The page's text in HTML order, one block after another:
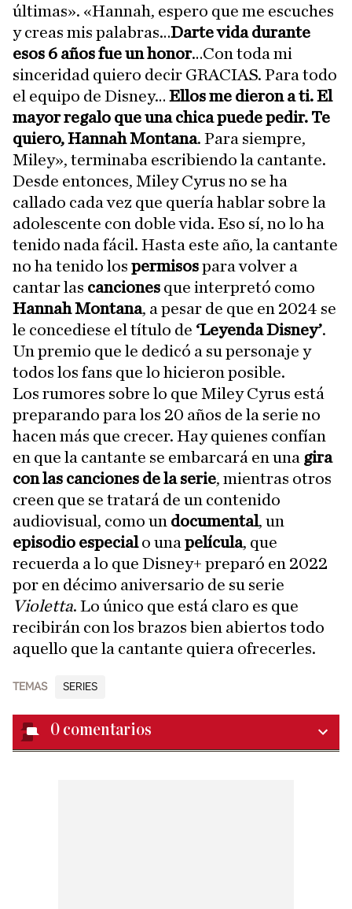
últimas». «Hannah, espero que me escuches
y creas mis palabras…Darte vida durante
esos 6 años fue un honor…Con toda mi
sinceridad quiero decir GRACIAS. Para todo
el equipo de Disney… Ellos me dieron a ti. El
mayor regalo que una chica puede pedir. Te
quiero, Hannah Montana. Para siempre,
Miley», terminaba escribiendo la cantante.
Desde entonces, Miley Cyrus no se ha
callado cada vez que quería hablar sobre la
adolescente con doble vida. Eso sí, no lo ha
tenido nada fácil. Hasta este año, la cantante
no ha tenido los permisospara volver a
cantar las canciones que interpretó como
Hannah Montana, a pesar de que en 2024 se
le concediese el título de ‘Leyenda Disney’.
Un premio que le dedicó a su personaje y
todos los fans que lo hicieron posible.
Los rumores sobre lo que Miley Cyrus está
preparando para los 20 años de la serie no
hacen más que crecer. Hay quienes confían
en que la cantante se embarcará en una gira
con las canciones de la serie, mientras otros
creen que se tratará de un contenido
audiovisual, como un documental, un
episodio especialo una película, que
recuerda a lo que Disney+ preparó en 2022
por en décimo aniversario de su serie
Violetta. Lo único que está claro es que
recibirán con los brazos bien abiertos todo
aquello que la cantante quiera ofrecerles.
TEMAS SERIES
0 comentarios